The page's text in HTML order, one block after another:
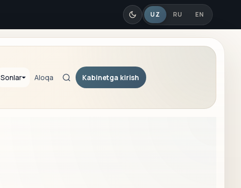
UZ RU EN
Sonlar Aloqa QidiruvKabinetga kirish